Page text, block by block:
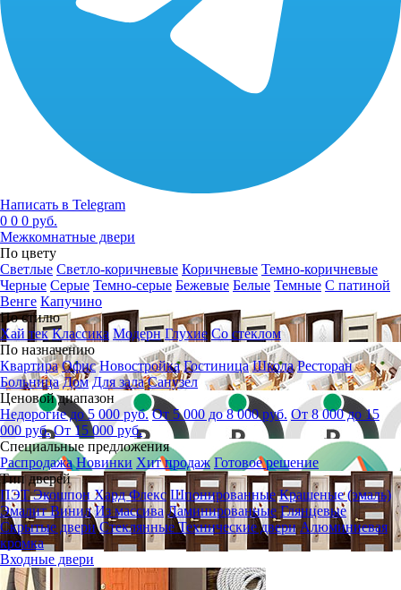
Написать в Telegram
0 0 0 руб.
Межкомнатные двери
По цвету
Светлые Светло-коричневые Коричневые Темно-коричневые
Черные Серые Темно-серые Бежевые Белые Темные С патиной
Венге Капучино
По стилю
Хай тек Классика Модерн Глухие Со стеклом
По назначению
Квартира Офис Новостройка Гостиница Школа Ресторан
Больница Дом Для зала Санузел
Ценовой диапазон
Недорогие до 5 000 руб. От 5 000 до 8 000 руб. От 8 000 до 15
000 руб. От 15 000 руб.
Специальные предложения
Распродажа Новинки Хит продаж Готовое решение
Тип дверей
ПЭТЭкошпон Хард Флекс Шпонированные Крашеные (эмаль)
ЭмалитВинил Из массива Ламинированные Глянцевые
Скрытые двери СтеклянныеТехнические двери Алюминиевая
кромка
Входные двери